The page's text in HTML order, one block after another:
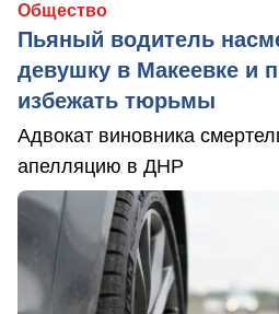
Общество
Пьяный водитель
девушку в Макеевке и
избежать тюрьмы
Адвокат виновника
апелляцию в ДНР